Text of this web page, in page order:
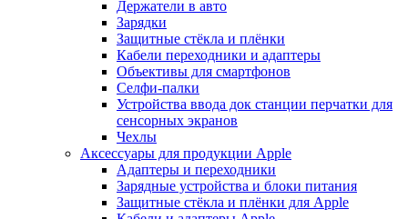
Держатели в авто
Зарядки
Защитные стёкла и плёнки
Кабели переходники и адаптеры
Объективы для смартфонов
Селфи-палки
Устройства ввода док станции перчатки для
сенсорных экранов
Чехлы
Аксессуары для продукции Apple
Адаптеры и переходники
Зарядные устройства и блоки питания
Защитные стёкла и плёнки для Apple